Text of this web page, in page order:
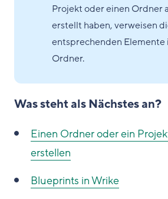
Projekt oder einen Ordner
erstellt haben, verweisen
entsprechenden
Ordner.
Was steht als Nächstes an?
Einen Ordner oder ein
erstellen
Blueprints in Wrike